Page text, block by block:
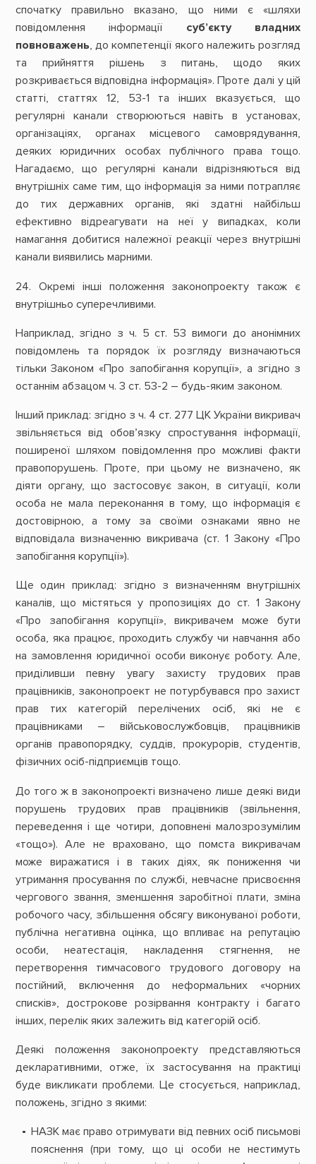
спочатку правильно вказано, що ними є «шляхи
повідомлення інформації суб’єкту владних
повноважень, до компетенції якого належить розгляд
та прийняття рішень з питань, щодо яких
розкривається відповідна інформація». Проте далі у цій
статті, статтях 12, 53-1 та інших вказується, що
регулярні канали створюються навіть в установах,
організаціях, органах місцевого самоврядування,
деяких юридичних особах публічного права тощо.
Нагадаємо, що регулярні канали відрізняються від
внутрішніх саме тим, що інформація за ними потрапляє
до тих державних органів, які здатні найбільш
ефективно відреагувати на неї у випадках, коли
намагання добитися належної реакції через внутрішні
канали виявились марними.
24. Окремі інші положення законопроекту також є
внутрішньо суперечливими.
Наприклад, згідно з ч. 5 ст. 53 вимоги до анонімних
повідомлень та порядок їх розгляду визначаються
тільки Законом «Про запобігання корупції», а згідно з
останнім абзацом ч. 3 ст. 53-2 – будь-яким законом.
Інший приклад: згідно з ч. 4 ст. 277 ЦК України викривач
звільняється від обов’язку спростування інформації,
поширеної шляхом повідомлення про можливі факти
правопорушень. Проте, при цьому не визначено, як
діяти органу, що застосовує закон, в ситуації, коли
особа не мала переконання в тому, що інформація є
достовірною, а тому за своїми ознаками явно не
відповідала визначенню викривача (ст. 1 Закону «Про
запобігання корупції»).
Ще один приклад: згідно з визначенням внутрішніх
каналів, що містяться у пропозиціях до ст. 1 Закону
«Про запобігання корупції», викривачем може бути
особа, яка працює, проходить службу чи навчання або
на замовлення юридичної особи виконує роботу. Але,
приділивши певну увагу захисту трудових прав
працівників, законопроект не потурбувався про захист
прав тих категорій перелічених осіб, які не є
працівниками – військовослужбовців, працівників
органів правопорядку, суддів, прокурорів, студентів,
фізичних осіб-підприємців тощо.
До того ж в законопроекті визначено лише деякі види
порушень трудових прав працівників (звільнення,
переведення і ще чотири, доповнені малозрозумілим
«тощо»). Але не враховано, що помста викривачам
може виражатися і в таких діях, як пониження чи
утримання просування по службі, невчасне присвоєння
чергового звання, зменшення заробітної плати, зміна
робочого часу, збільшення обсягу виконуваної роботи,
публічна негативна оцінка, що впливає на репутацію
особи, неатестація, накладення стягнення, не
перетворення тимчасового трудового договору на
постійний, включення до неформальних «чорних
списків», дострокове розірвання контракту і багато
інших, перелік яких залежить від категорій осіб.
Деякі положення законопроекту представляються
декларативними, отже, їх застосування на практиці
буде викликати проблеми. Це стосується, наприклад,
положень, згідно з якими:
НАЗК має право отримувати від певних осіб письмові
пояснення (при тому, що ці особи не нестимуть